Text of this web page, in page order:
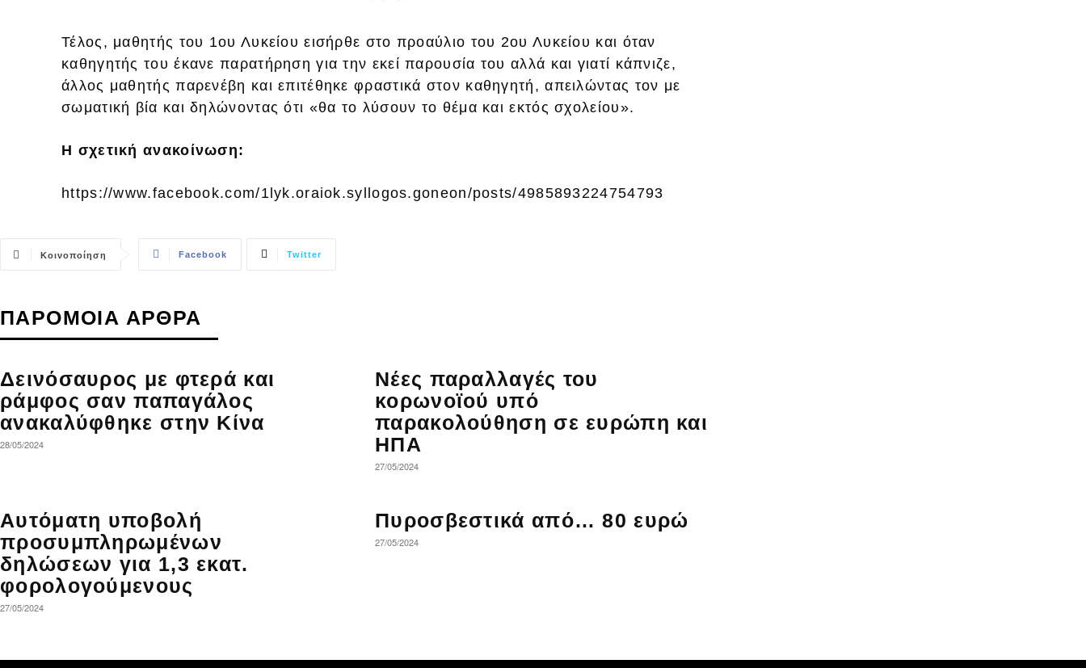
Τέλος, μαθητής του 1ου Λυκείου εισήρθε στο προαύλιο του 2ου Λυκείου και όταν
καθηγητής του έκανε παρατήρηση για την εκεί παρουσία του αλλά και γιατί κάπνιζε,
άλλος μαθητής παρενέβη και επιτέθηκε φραστικά στον καθηγητή, απειλώντας τον με
σωματική βία και δηλώνοντας ότι «θα το λύσουν το θέμα και εκτός σχολείου».
Η σχετική ανακοίνωση:
https://www.facebook.com/1lyk.oraiok.syllogos.goneon/posts/4985893224754793
Κοινοποίηση Facebook Twitter
ΠΑΡΟΜΟΙΑ ΑΡΘΡΑ
Δεινόσαυρος με φτερά και
ράμφος σαν παπαγάλος
ανακαλύφθηκε στην Κίνα
28/05/2024
Νέες παραλλαγές του
κορωνοϊού υπό
παρακολούθηση σε ευρώπη και
ΗΠΑ
27/05/2024
Αυτόματη υποβολή
προσυμπληρωμένων
δηλώσεων για 1,3 εκατ.
φορολογούμενους
27/05/2024
Πυροσβεστικά από… 80 ευρώ
27/05/2024